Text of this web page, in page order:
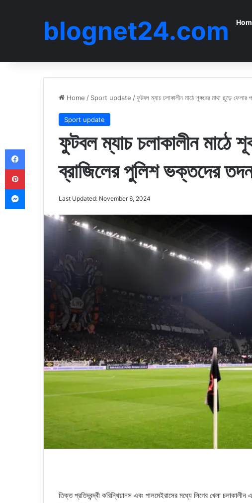
blognet24.com
Home / Sport update /ফুটবল ম্যাচ চলাকালীন মাঠে শূকরের মাথা ছুড়ে
Sport update
ফুটবল ম্যাচ চলাকালীন মাঠে
ব্রাজিলের পুলিশ ভক্তদের
Last Updated: November 6, 2024
তিক্ত প্রতিদ্বন্দ্বী করিন্থিয়ানস এবং পালমেইরাসের মধ্যে লিগের খেলা
Facebook
Pinterest
Messenger